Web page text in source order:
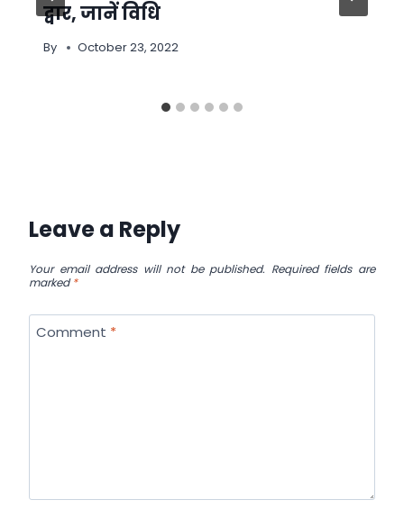
द्वार, जानें विधि
By October 23, 2022
Leave a Reply
Your email address will not be published. Required fields are
marked*
Comment *